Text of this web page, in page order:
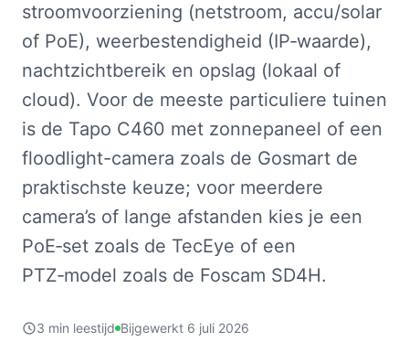
stroomvoorziening (netstroom, accu/solar
of PoE), weerbestendigheid (IP‑waarde),
nachtzichtbereik en opslag (lokaal of
cloud). Voor de meeste particuliere tuinen
is de Tapo C460 met zonnepaneel of een
floodlight-camera zoals de Gosmart de
praktischste keuze; voor meerdere
camera’s of lange afstanden kies je een
PoE‑set zoals de TecEye of een
PTZ‑model zoals de Foscam SD4H.
3 min leestijd Bijgewerkt 6 juli 2026